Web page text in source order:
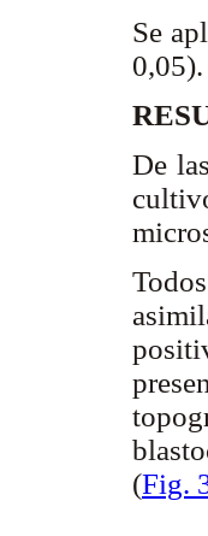
Se
0,05).
De
(Fig.